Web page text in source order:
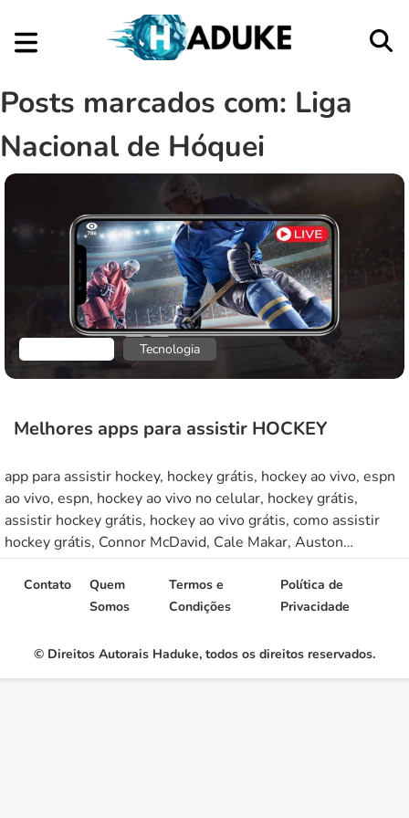
Posts marcados com: Liga
Nacional de Hóquei
Tecnologia
Melhores apps para assistir HOCKEY
app para assistir hockey, hockey grátis, hockey ao vivo, espn
ao vivo, espn, hockey ao vivo no celular, hockey grátis,
assistir hockey grátis, hockey ao vivo grátis, como assistir
hockey grátis, Connor McDavid, Cale Makar, Auston
Matthews, Nathan MacKinnon, Leon Draisaitl, streamers de
hockey, streamer de hockey, ver hockey grátis, yahoo sports,
nhl.tv, aplicativo nhl.tv, aplicativo espn, aplicativo yahoo
Mundial de Juniores da LLHF, Olimpiadas de inverno,
Campeonato mundial de hockey no gelo,
© Direitos Autorais Haduke, todos os direitos reservados.
Contato
Quem
Somos
Termos e
Condições
Política de
Privacidade